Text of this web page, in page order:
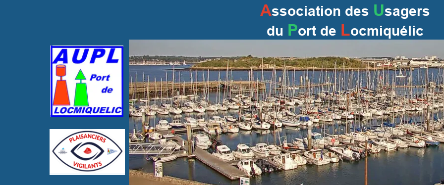
Association des Usagers
du Port de Locmiquélic